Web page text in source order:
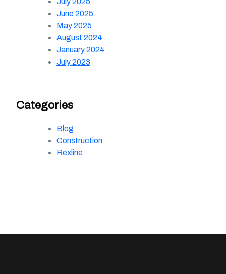
June 2025
May 2025
August 2024
January 2024
July 2023
Categories
Blog
Construction
Rexline